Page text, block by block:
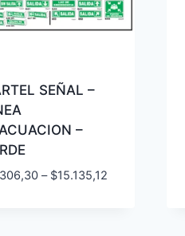
SEÑAL –
–
– $15.135,12